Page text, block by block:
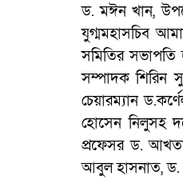
ড. মঈন খান,
যুগ্মমহাসচিব
সমিতির সভাপতি
সম্পাদক শিরিন
চেয়ারম্যান
হোসেন নিলুসহ
প্রফেসর ড.
আবুল হাসনাত, ড.